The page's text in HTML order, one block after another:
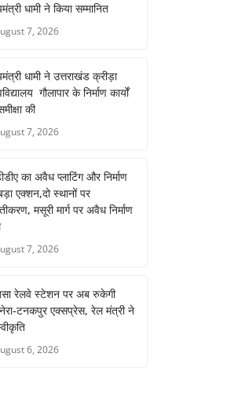
धामी ने किया सम्मानित
7, 2026
धामी ने उत्तराखंड क्रीड़ा
गौलापार के निर्माण कार्यों
की
7, 2026
का अवैध प्लाटिंग और निर्माण
एक्शन,दो स्थानों पर
मसूरी मार्ग पर अवैध निर्माण
7, 2026
रेलवे स्टेशन पर अब रुकेगी
टनकपुर एक्सप्रेस, रेल मंत्री ने
6, 2026